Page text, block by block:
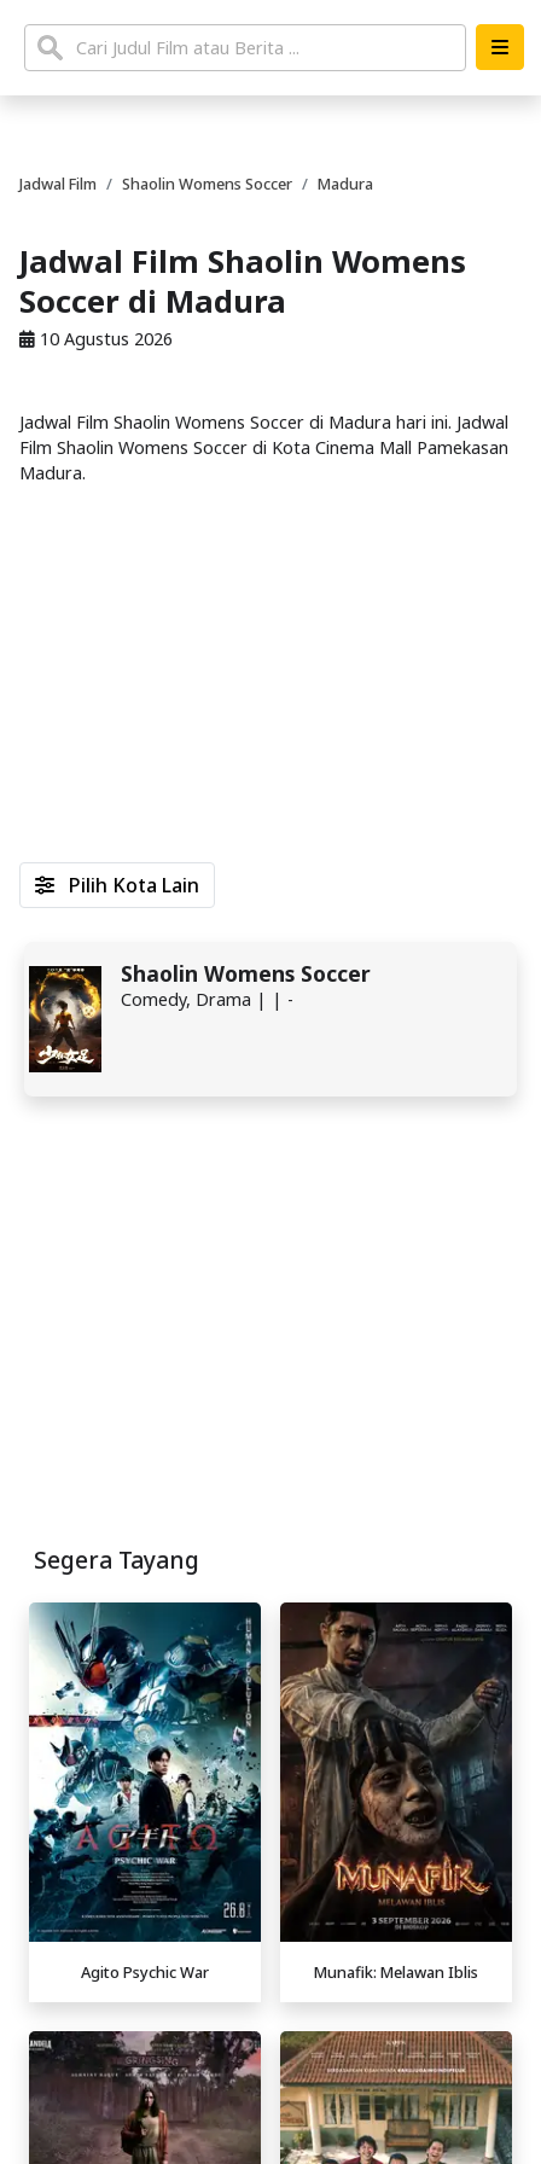
Jadwal Film Shaolin Womens Soccer Madura
Jadwal Film Shaolin Womens
Soccer di Madura
10 Agustus 2026
Jadwal Film Shaolin Womens Soccer di Madura hari ini. Jadwal
Film Shaolin Womens Soccer di Kota Cinema Mall Pamekasan
Madura.
Shaolin Womens Soccer
Comedy, Drama | | -
Pilih Kota Lain
Segera Tayang
Agito Psychic War Munafik: Melawan Iblis